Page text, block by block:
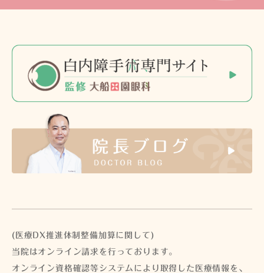
(医療DX推進体制整備加算に関して)
当院はオンライン請求を行っております。
オンライン資格確認等システムにより取得した医療情報を、